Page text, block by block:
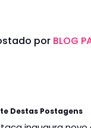
por BLOG
Destas Postagens